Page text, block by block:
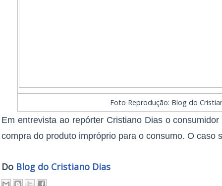
Foto Reprodução: Blog do
Em entrevista ao repórter Cristiano Dias o
compra do produto impróprio para o consumo. O caso
Do Blog do Cristiano Dias